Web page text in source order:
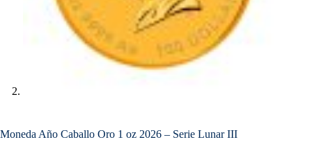
Moneda Año Caballo Oro 1 oz 2026 – Serie Lunar III